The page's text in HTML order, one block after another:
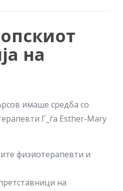
на
имаше средба со
Г_ѓа Esther-Mary
физиотерапевти и
на